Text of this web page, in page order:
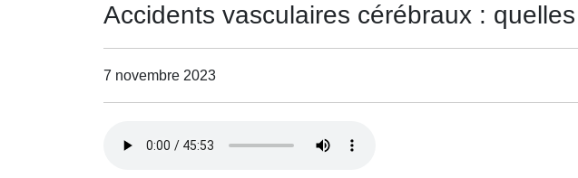
Accidents vasculaires cérébraux :
7 novembre 2023